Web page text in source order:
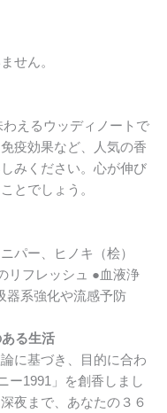
せん。
わえるウッディノートで
疫効果など、人気の香
みください。心が伸び
とでしょう。
パー、ヒノキ（桧）
リフレッシュ ●血液浄
系強化や流感予防
ある生活
に基づき、目的に合わ
ー1991」を創香しまし
夜まで、あなたの３６